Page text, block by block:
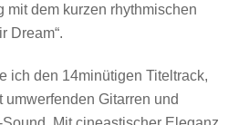
mit dem kurzen rhythmischen
Dream“.
ich den 14minütigen Titeltrack,
umwerfenden Gitarren und